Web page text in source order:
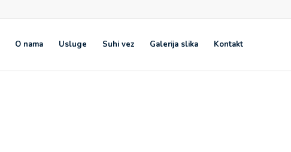
O nama Usluge Suhi vez Galerija slika Kontakt